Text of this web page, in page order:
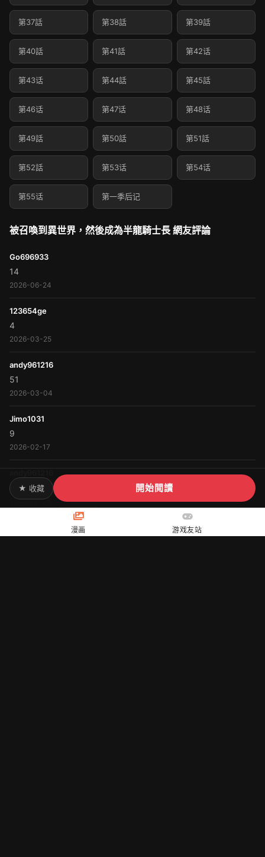
第37話 第38話 第39話
第40話 第41話 第42话
第43话 第44話 第45話
第46话 第47话 第48话
第49話 第50話 第51話
第52話 第53话 第54话
第55话 第一季后记
被召喚到異世界，然後成為半龍騎士長 網友評論
Go696933
14
2026-06-24
123654ge
4
2026-03-25
andy961216
51
2026-03-04
Jimo1031
9
2026-02-17
43
2025-12-06
首页 « 1 2 3 4 ... 9 10 »
★ 收藏 開始閲讀
漫画 游戏友站